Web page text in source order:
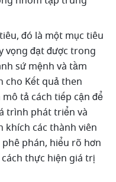
đó là một mục tiêu
vọng đạt được trong
sứ mệnh và tầm
cho Kết quả then
tả cách tiếp cận để
trình phát triển và
khích các thành viên
phán, hiểu rõ hơn
thực hiện giá trị